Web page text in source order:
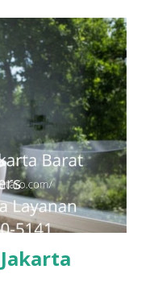
jasa kami silakan
5141 Layanan dan
kami. Layanan
kami
apa pun, mulai
kami. Respon
dan efisien.
sehingga pekerjaan